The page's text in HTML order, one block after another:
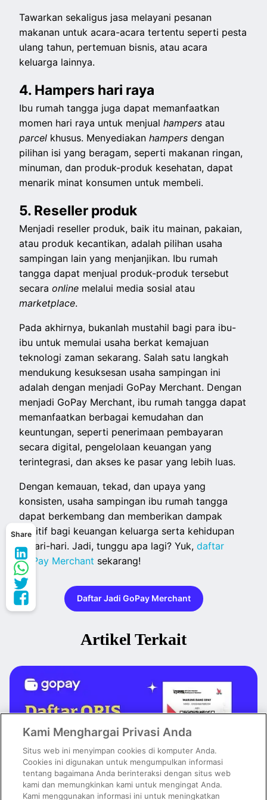
Share
Tawarkan sekaligus jasa melayani pesanan
makanan untuk acara-acara tertentu seperti pesta
ulang tahun, pertemuan bisnis, atau acara
keluarga lainnya.
4. Hampers hari raya
Ibu rumah tangga juga dapat memanfaatkan
momen hari raya untuk menjualhampers atau
parcel khusus. Menyediakanhampers dengan
pilihan isi yang beragam, seperti makanan ringan,
minuman, dan produk-produk kesehatan, dapat
menarik minat konsumen untuk membeli.
5. Reseller produk
Menjadi reseller produk, baik itu mainan, pakaian,
atau produk kecantikan, adalah pilihan usaha
sampingan lain yang menjanjikan. Ibu rumah
tangga dapat menjual produk-produk tersebut
secaraonline melalui media sosial atau
marketplace.
Pada akhirnya, bukanlah mustahil bagi para ibu-
ibu untuk memulai usaha berkat kemajuan
teknologi zaman sekarang. Salah satu langkah
mendukung kesuksesan usaha sampingan ini
adalah dengan menjadi GoPay Merchant. Dengan
menjadi GoPay Merchant, ibu rumah tangga dapat
memanfaatkan berbagai kemudahan dan
keuntungan, seperti penerimaan pembayaran
secara digital, pengelolaan keuangan yang
terintegrasi, dan akses ke pasar yang lebih luas.
Dengan kemauan, tekad, dan upaya yang
konsisten, usaha sampingan ibu rumah tangga
dapat berkembang dan memberikan dampak
positif bagi keuangan keluarga serta kehidupan
sehari-hari. Jadi, tunggu apa lagi? Yuk,daftar
GoPay Merchant sekarang!
Daftar Jadi GoPay Merchant
Artikel Terkait
Kami Menghargai Privasi Anda
Situs web ini menyimpan cookies di komputer Anda.
Cookies ini digunakan untuk mengumpulkan informasi
tentang bagaimana Anda berinteraksi dengan situs web
kami dan memungkinkan kami untuk mengingat Anda.
Kami menggunakan informasi ini untuk meningkatkan